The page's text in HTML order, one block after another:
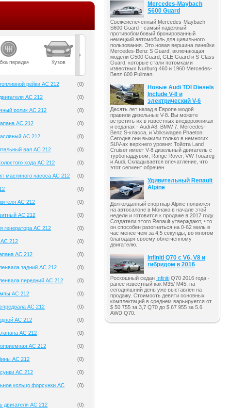
передач Кузов Масла Мост
рейки AC 212 (0)
AC 212 (0)
ролик AC 212 (0)
AC 212 (0)
AC 212 (0)
вал AC 212 (0)
хода AC 212 (0)
масляного насоса AC 212 (0)
(0)
AC 212 (0)
AC 212 (0)
генератора AC 212 (0)
212 (0)
AC 212 (0)
задний AC 212 (0)
передний AC 212 (0)
AC 212 (0)
AC 212 (0)
AC 212 (0)
AC 212 (0)
AC 212 (0)
AC 212 (0)
AC 212 (0)
кольцо форсунки AC
(0)
двигателя AC 212 (0)
Mercedes-Maybach
S600 Guard
Свежеиспеченный Mercedes-Maybach
S600 Guard - самый надежный
противобомбовый бронированный
немецкий автомобиль для цивильного
пользования. Это новая вершина линейки
Mercedes-Benz S Guard, включающая
модели G500 Guard, GLE Guard и S-Class
Guard, которые стали потомками
известных Nurburg 460 и 1960 Mercedes-
Benz 600 Pullman.
Новые Audi TDI Diesels
Include V-8 и
электрический V-6
Десять лет назад в Европе модой
правили дизельные V-8. Вы можете
встретить их в известных внедорожниках
и седанах - Audi A8, BMW 7, Mercedes-
Benz S-класса, и Volkswagen Phaeton.
Сегодня они выжили только в немногих
SUV-ах верхнего уровня: Тойота Land
Cruiser имеет V-8 дизельный двигатель с
турбонаддувом, Range Rover, VW Touareg
и Audi. Складывается впечатление, что
этот сегмент обречен.
Удивительный Renault
Alpine
Долгожданный спорткар Alpine появился
на автосалоне в Монако в начале этой
недели и готовится к продаже в 2017 году.
Создатели этого Renault утверждают, что
он способен разогнаться на 0-62 миль в
час менее чем за 4,5 секунды, во многом
благодаря своему облегченному
двигателю.
Infiniti Q70 с V6, V8 и
гибридом в 2016
Роскошный седан Infiniti Q70 2016 года -
ранее известный как M35/ M45, на
сегодняшний день уже выставлен на
продажу. Стоимость девяти основных
комплектаций в среднем варьируется от
$ 50 755 за 3,7 Q70 до $ 67 955 за 5.6
AWD Q70.